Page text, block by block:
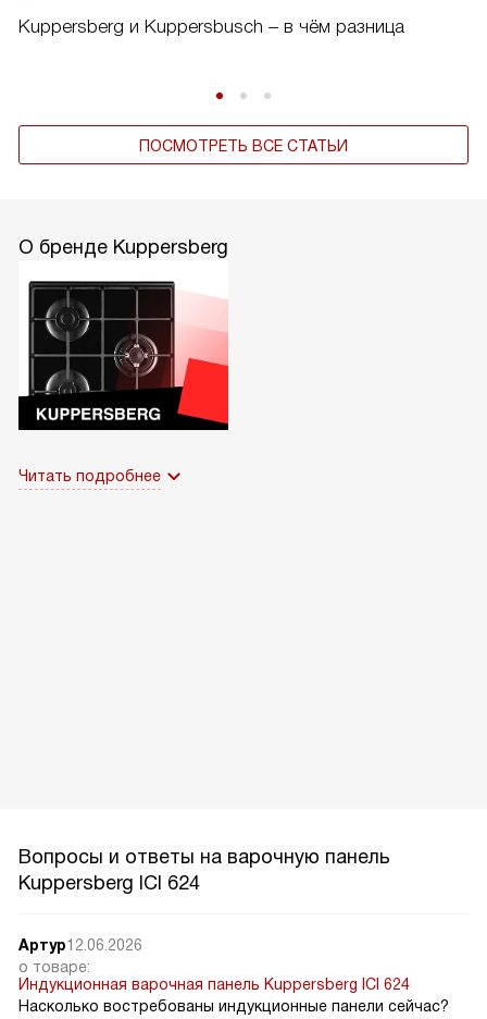
Kuppersberg и Kuppersbusch – в чём разница
ПОСМОТРЕТЬ ВСЕ СТАТЬИ
О бренде Kuppersberg
Читать подробнее
Вопросы и ответы на варочную панель
Kuppersberg ICI 624
Артур12.06.2026
о товаре:
Индукционная варочная панель Kuppersberg ICI 624
Насколько востребованы индукционные панели сейчас?